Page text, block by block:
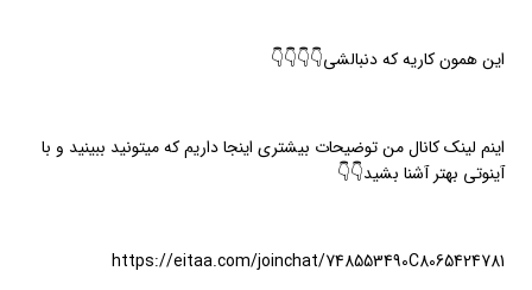
این همون کاریه که دنبالشی👇👇👇👇
اینم لینک کانال من توضیحات بیشتری اینجا داریم که میتونید ببینید و با
آینوتی بهتر آشنا بشید👇👇
https://eitaa.com/joinchat/748553490C8065424781